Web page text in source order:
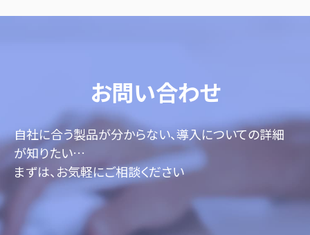
お問い合わせ
自社に合う製品が分からない、導入についての詳細
が知りたい…
まずは、お気軽にご相談ください